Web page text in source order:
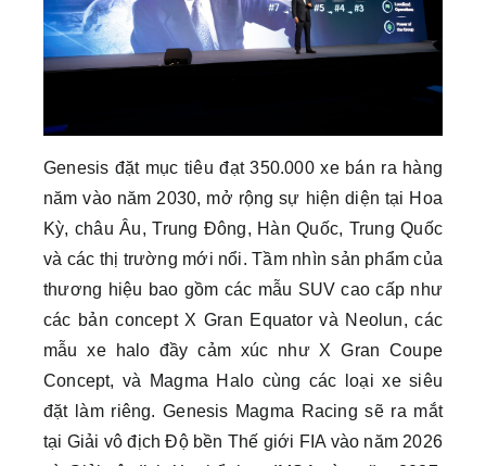
Genesis đặt mục tiêu đạt 350.000 xe bán ra hàng
năm vào năm 2030, mở rộng sự hiện diện tại Hoa
Kỳ, châu Âu, Trung Đông, Hàn Quốc, Trung Quốc
và các thị trường mới nổi. Tầm nhìn sản phẩm của
thương hiệu bao gồm các mẫu SUV cao cấp như
các bản concept X Gran Equator và Neolun, các
mẫu xe halo đầy cảm xúc như X Gran Coupe
Concept, và Magma Halo cùng các loại xe siêu
đặt làm riêng. Genesis Magma Racing sẽ ra mắt
tại Giải vô địch Độ bền Thế giới FIA vào năm 2026